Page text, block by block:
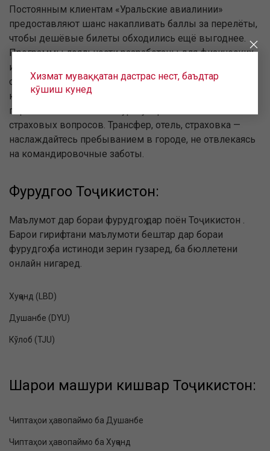
Постоянным клиентам «Уральские авиалинии»
предоставляют шанс накапливать баллы за перелёты,
чтобы дешёвые билеты обходились ещё выгоднее.
Программы лояльности разработаны для физических
и юридических лиц, их условия вы можете найти на
сайте. Помимо возврата части стоимости баллами,
юридическим лицам авиакомпания предлагает
переложить на её плечи урегулирование визовых и
страховых вопросов. Трансфер, отель, страховка —
наслаждайтесь пребыванием в городе, не отвлекаясь
на командировочные заботы.
Фурудгоҳҳо Тоҷикистон:
Маълумот дар бораи фурудгоҳ дар поён Тоҷикистон .
Барои гирифтани маълумоти бештар дар бораи
фурудгоҳ ба истиноди зерин гузаред, ба бюллетени
онлайн нигаред.
Хуҷанд (LBD)
Душанбе (DYU)
Кўлоб (TJU)
Шаҳрҳои машҳури кишвар Тоҷикистон:
Чиптаҳои ҳавопаймо ба Душанбе
Чиптаҳои ҳавопаймо ба Хуҷанд
Хизмат муваққатан дастрас нест, баъдтар
кӯшиш кунед